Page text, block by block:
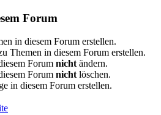
Forum
in diesem Forum erstellen.
Themen in diesem Forum erstellen.
Forum nicht ändern.
Forum nicht löschen.
in diesem Forum erstellen.